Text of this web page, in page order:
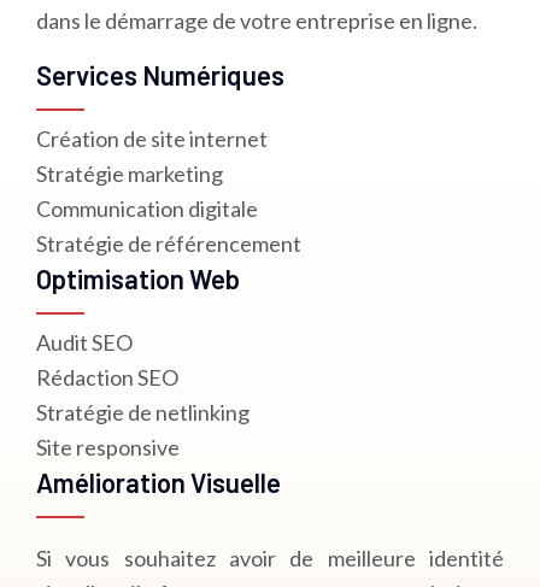
dans le démarrage de votre entreprise en ligne.
Services Numériques
Création de site internet
Stratégie marketing
Communication digitale
Stratégie de référencement
Optimisation Web
Audit SEO
Rédaction SEO
Stratégie de netlinking
Site responsive
Amélioration Visuelle
Si vous souhaitez avoir de meilleure identité